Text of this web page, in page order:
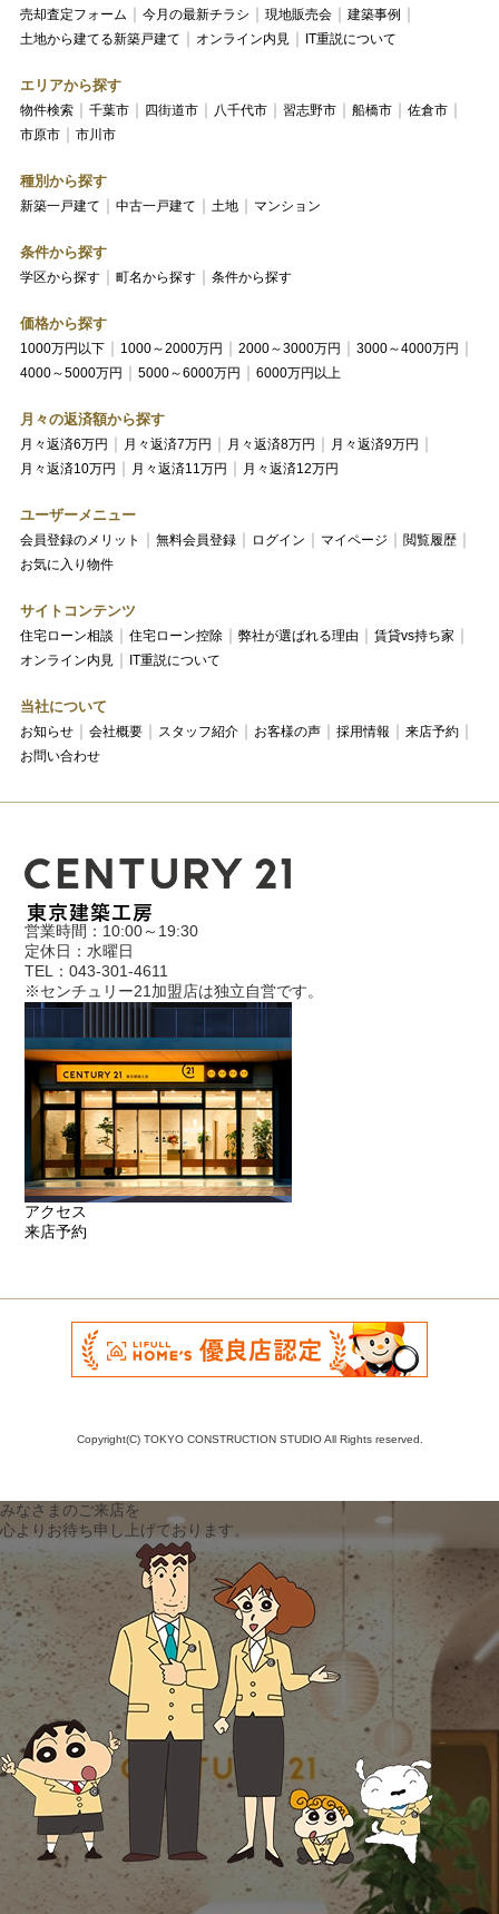
売却査定フォーム
今月の最新チラシ 現地販売会
建築事例
土地から建てる新築戸建て
オンライン内見 IT重説について
エリアから探す
物件検索 千葉市 四街道市 八千代市 習志野市 船橋市
佐倉市
市原市
市川市
種別から探す
新築一戸建て 中古一戸建て 土地 マンション
条件から探す
学区から探す 町名から探す 条件から探す
価格から探す
1000万円以下 1000～2000万円 2000～3000万円
3000～4000万円
4000～5000万円
5000～6000万円 6000万円以上
月々の返済額から探す
月々返済6万円 月々返済7万円 月々返済8万円
月々返済9万円
月々返済10万円
月々返済11万円 月々返済12万円
ユーザーメニュー
会員登録のメリット 無料会員登録 ログイン マイページ
閲覧履歴
お気に入り物件
サイトコンテンツ
住宅ローン相談 住宅ローン控除 弊社が選ばれる理由
賃貸vs持ち家
オンライン内見
IT重説について
当社について
お知らせ 会社概要 スタッフ紹介 お客様の声 採用情報
来店予約
お問い合わせ
営業時間：10:00～19:30
定休日：水曜日
TEL：043-301-4611
※センチュリー21加盟店は独立自営です。
アクセス
来店予約
Copyright(C) TOKYO CONSTRUCTION STUDIO All Rights reserved.
みなさまのご来店を
心よりお待ち申し上げております。